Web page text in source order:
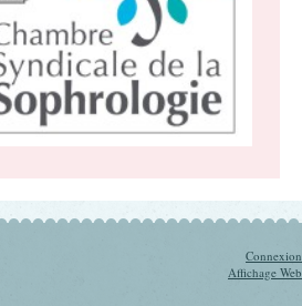
Connexion
Affichage Web